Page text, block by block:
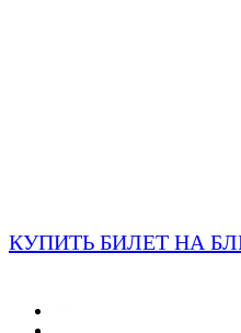
КУПИТЬ БИЛЕТ НА